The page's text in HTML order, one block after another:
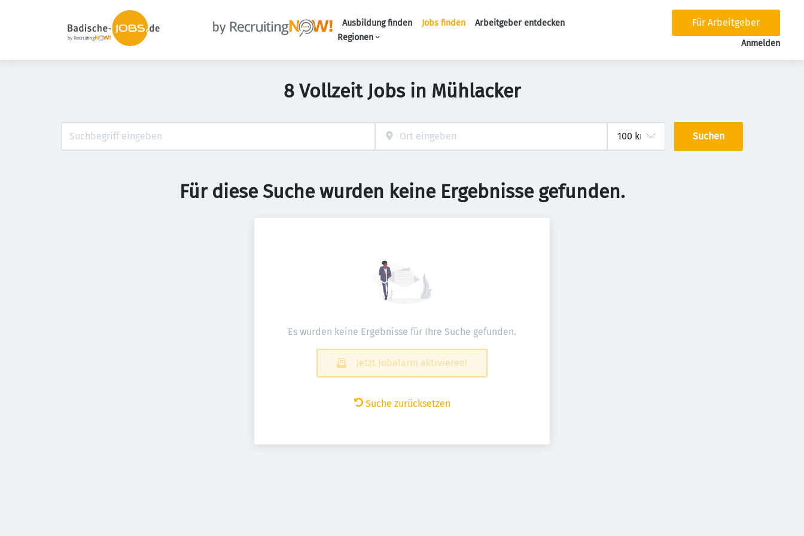
Ausbildung finden Jobs finden
Arbeitgeber entdecken
Regionen
Für Arbeitgeber
Anmelden
8 Vollzeit Jobs in Mühlacker
Suchen
Für diese Suche wurden keine Ergebnisse gefunden.
Es wurden keine Ergebnisse für Ihre Suche gefunden.
Jetzt Jobalarm aktivieren!
Suche zurücksetzen